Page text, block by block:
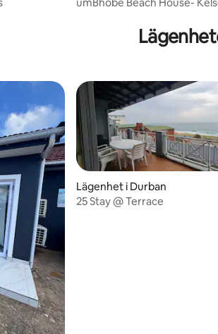
Lägenhet i Durban
25 Stay @ Terrace